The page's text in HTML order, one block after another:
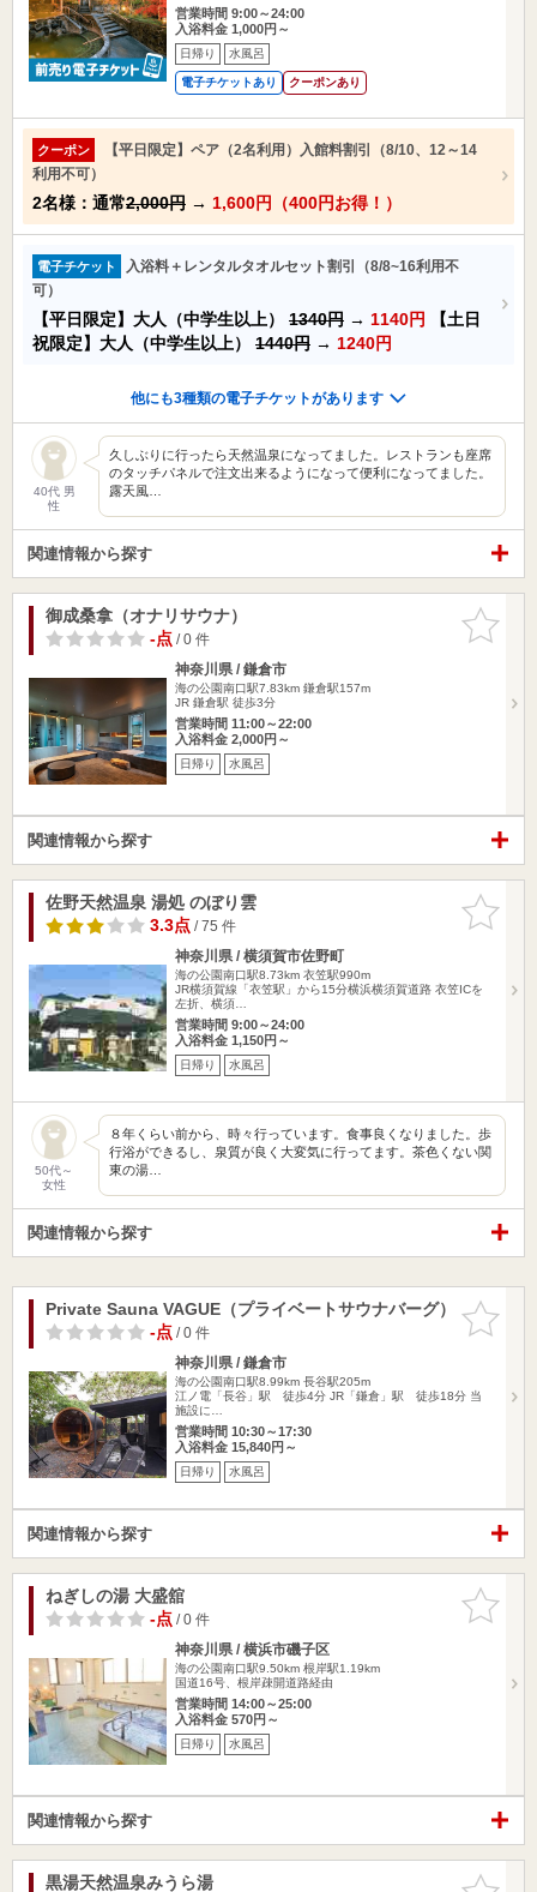
営業時間 9:00～24:00
入浴料金 1,000円～
日帰り 水風呂
電子チケットあり クーポンあり
クーポン
【平日限定】ペア（2名利用）入館料割引（8/10、12～14
利用不可）
2名様：通常2,000円 → 1,600円（400円お得！）
電子チケット
入浴料＋レンタルタオルセット割引（8/8~16利用不
可）
【平日限定】大人（中学生以上） 1340円 → 1140円
【土日
祝限定】大人（中学生以上） 1440円 → 1240円
他にも3種類の電子チケットがあります
40代 男
性
久しぶりに行ったら天然温泉になってました。レストランも座席
のタッチパネルで注文出来るようになって便利になってました。
露天風…
関連情報から探す
お気に入
りに追加
御成桑拿（オナリサウナ）
-点/ 0 件
神奈川県 / 鎌倉市
海の公園南口駅7.83km 鎌倉駅157m
JR 鎌倉駅 徒歩3分
営業時間 11:00～22:00
入浴料金 2,000円～
日帰り 水風呂
関連情報から探す
お気に入
りに追加
佐野天然温泉 湯処 のぼり雲
3.3点/ 75 件
神奈川県 / 横須賀市佐野町
海の公園南口駅8.73km 衣笠駅990m
JR横須賀線「衣笠駅」から15分横浜横須賀道路 衣笠ICを
左折、横須…
営業時間 9:00～24:00
入浴料金 1,150円～
日帰り 水風呂
50代～
女性
８年くらい前から、時々行っています。食事良くなりました。歩
行浴ができるし、泉質が良く大変気に行ってます。茶色くない関
東の湯…
関連情報から探す
お気に入
りに追加
Private Sauna VAGUE（プライベートサウナバーグ）
-点/ 0 件
神奈川県 / 鎌倉市
海の公園南口駅8.99km 長谷駅205m
江ノ電「長谷」駅 徒歩4分 JR「鎌倉」駅 徒歩18分 当
施設に…
営業時間 10:30～17:30
入浴料金 15,840円～
日帰り 水風呂
関連情報から探す
お気に入
りに追加
ねぎしの湯 大盛舘
-点/ 0 件
神奈川県 / 横浜市磯子区
海の公園南口駅9.50km 根岸駅1.19km
国道16号、根岸疎開道路経由
営業時間 14:00～25:00
入浴料金 570円～
日帰り 水風呂
関連情報から探す
お気に入
黒湯天然温泉みうら湯